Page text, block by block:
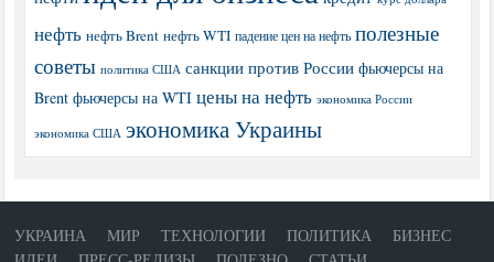
нефть нефть Brent нефть WTI падение цен на нефть полезные
советы политика США санкции против России фьючерсы на
Brent фьючерсы на WTI цены на нефть экономика России
экономика США экономика Украины
УКРАИНА МИР ТЕХНОЛОГИИ ПОЛИТИКА
БИЗНЕС